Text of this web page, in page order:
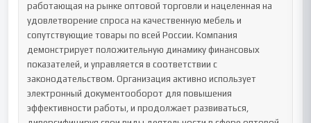
работающая на рынке оптовой торговли и нацеленная на
удовлетворение спроса на качественную мебель и
сопутствующие товары по всей России. Компания
демонстрирует положительную динамику финансовых
показателей, и управляется в соответствии с
законодательством. Организация активно использует
электронный документооборот для повышения
эффективности работы, и продолжает развиваться,